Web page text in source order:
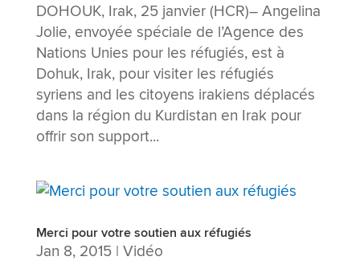
DOHOUK, Irak, 25 janvier (HCR)– Angelina
Jolie, envoyée spéciale de l’Agence des
Nations Unies pour les réfugiés, est à
Dohuk, Irak, pour visiter les réfugiés
syriens and les citoyens irakiens déplacés
dans la région du Kurdistan en Irak pour
offrir son support...
Merci pour votre soutien aux réfugiés
Jan 8, 2015| Vidéo